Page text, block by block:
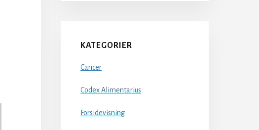
KATEGORIER
Cancer
Codex Alimentarius
Forsidevisning